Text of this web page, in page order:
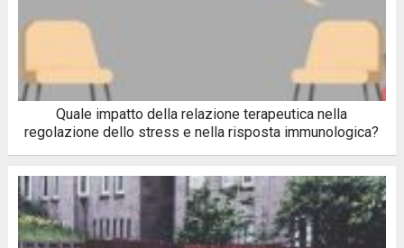
Quale impatto della relazione terapeutica nella
regolazione dello stress e nella risposta immunologica?